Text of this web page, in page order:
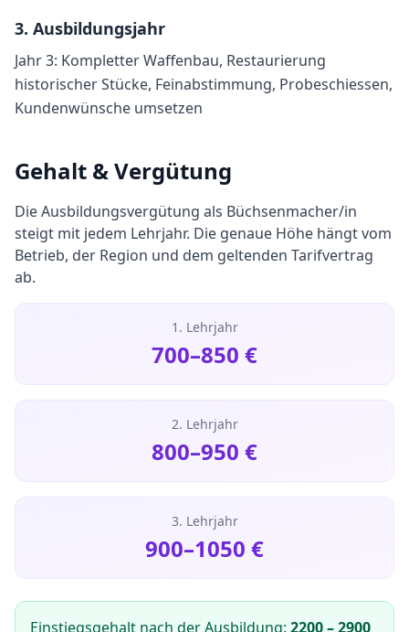
3. Ausbildungsjahr
Jahr 3: Kompletter Waffenbau, Restaurierung
historischer Stücke, Feinabstimmung, Probeschiessen,
Kundenwünsche umsetzen
Gehalt & Vergütung
Die Ausbildungsvergütung als Büchsenmacher/in
steigt mit jedem Lehrjahr. Die genaue Höhe hängt vom
Betrieb, der Region und dem geltenden Tarifvertrag
ab.
1. Lehrjahr
700–850 €
2. Lehrjahr
800–950 €
3. Lehrjahr
900–1050 €
Einstiegsgehalt nach der Ausbildung: 2200–2900